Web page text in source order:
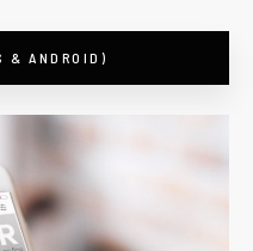
& ANDROID)